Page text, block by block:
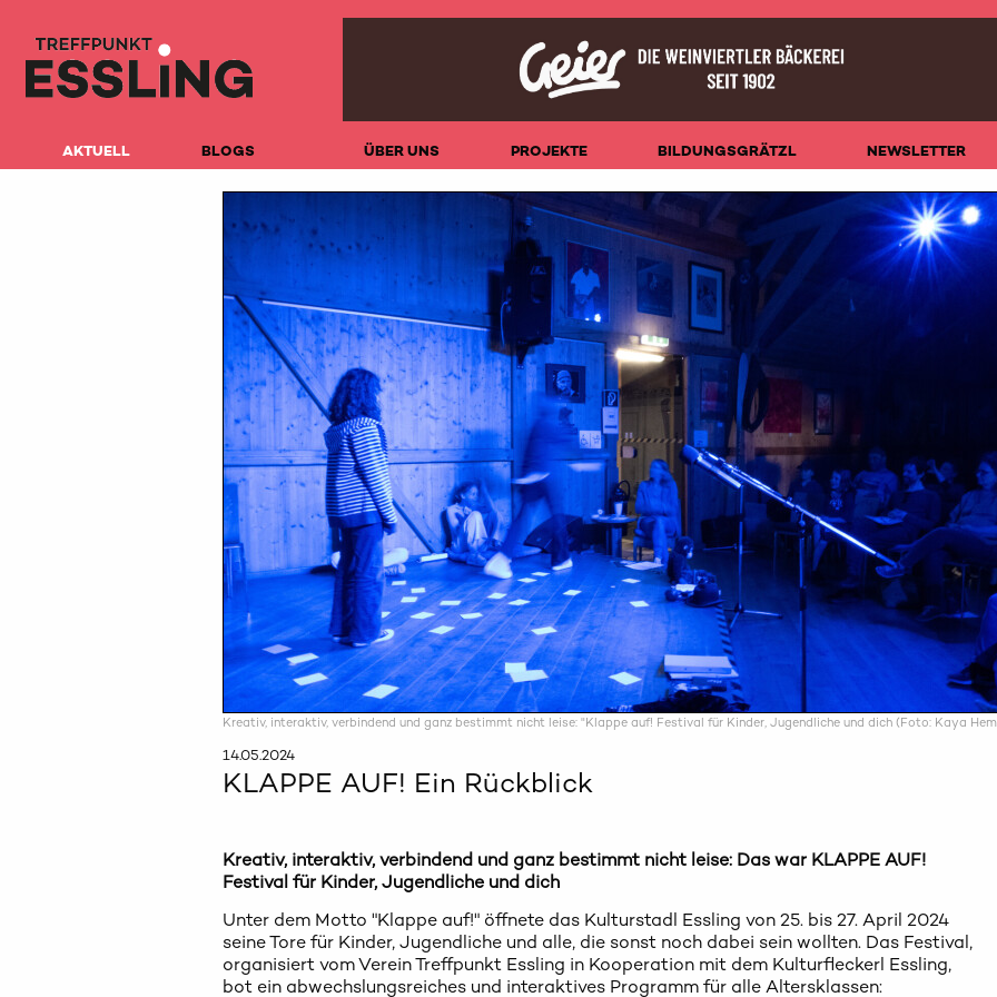
AKTUELL BLOGS ÜBER UNS PROJEKTE BILDUNGSGRÄTZL NEWSLETTER
Kreativ, interaktiv, verbindend und ganz bestimmt nicht leise: "Klappe auf! Festival für Kinder, Jugendliche und dich (Foto: Kaya
14.05.2024
KLAPPE AUF! Ein Rückblick
Kreativ, interaktiv, verbindend und ganz bestimmt nicht leise: Das war KLAPPE AUF!
Festival für Kinder, Jugendliche und dich
Unter dem Motto "Klappe auf!" öffnete das Kulturstadl Essling von 25. bis 27. April 2024
seine Tore für Kinder, Jugendliche und alle, die sonst noch dabei sein wollten. Das Festival,
organisiert vom Verein Treffpunkt Essling in Kooperation mit dem Kulturfleckerl Essling,
bot ein abwechslungsreiches und interaktives Programm für alle Altersklassen: